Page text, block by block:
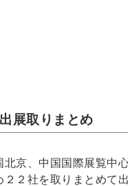
展取りまとめ
北京、中国国際展覧中
２社を取りまとめて